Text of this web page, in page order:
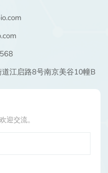
江启路8号南京美谷10幢B
迎交流。